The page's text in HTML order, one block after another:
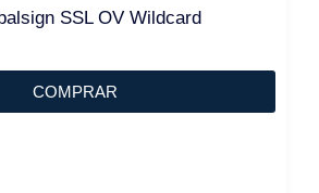
SSL OV Wildcard
COMPRAR